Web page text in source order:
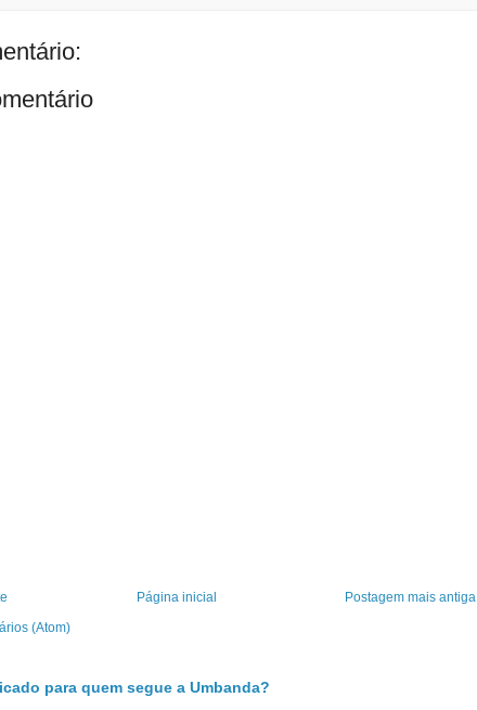
Postagem mais antiga
Página inicial
(Atom)
para quem segue a Umbanda?